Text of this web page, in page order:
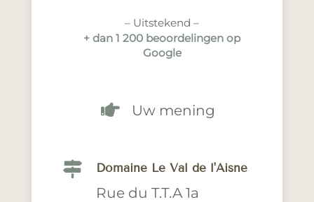
– Uitstekend –
+ dan 1 200 beoordelingen op
Google
 Uw mening
 Domaine Le Val de l'Aisne
Rue du T.T.A 1a